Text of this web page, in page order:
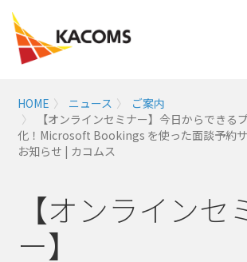
HOME ニュース
ご案内
【オンラインセミナー】今日からできる
化！Microsoft Bookings を使った面談予約
お知らせ | カコムス
【オンラインセ
ー】